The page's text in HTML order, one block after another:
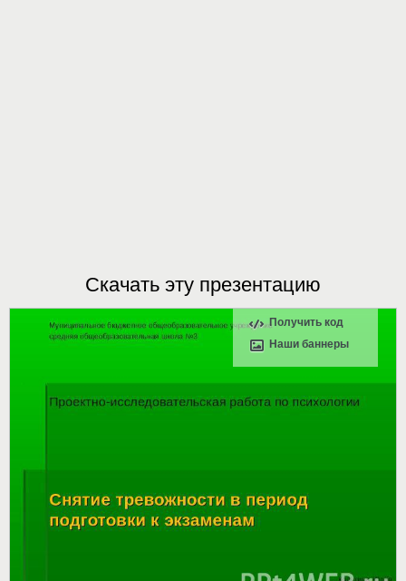
Скачать эту презентацию
Получить код
Наши баннеры